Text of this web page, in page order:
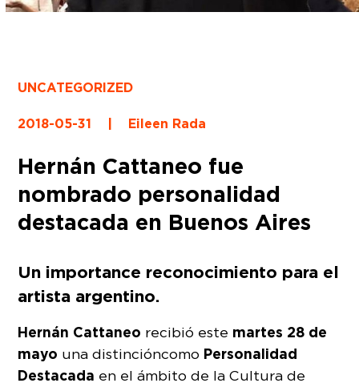
UNCATEGORIZED
2018-05-31 | Eileen Rada
Hernán Cattaneo fue
nombrado personalidad
destacada en Buenos Aires
Un importance reconocimiento para el
artista argentino.
Hernán Cattaneo recibió este martes 28 de
mayo una distinción como Personalidad
Destacada en el ámbito de la Cultura de